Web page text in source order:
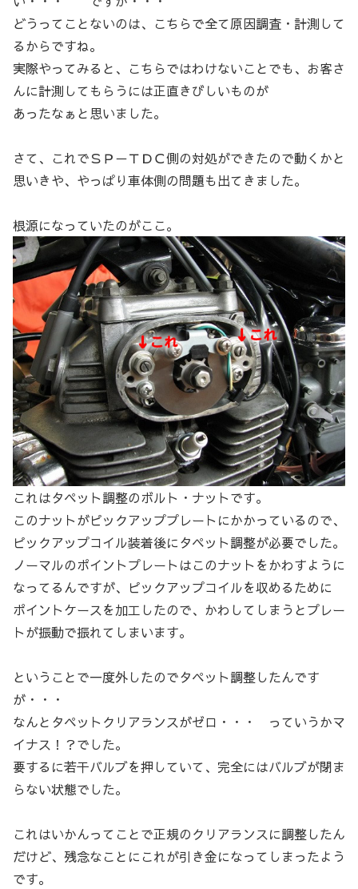
どうってことないのは、こちらで全て原因調査・計測して
るからですね。
実際やってみると、こちらではわけないことでも、お客さ
んに計測してもらうには正直きびしいものが
あったなぁと思いました。
さて、これでＳＰ－ＴＤＣ側の対処ができたので動くかと
思いきや、やっぱり車体側の問題も出てきました。
根源になっていたのがここ。
これはタペット調整のボルト・ナットです。
このナットがピックアッププレートにかかっているので、
ピックアップコイル装着後にタペット調整が必要でした。
ノーマルのポイントプレートはこのナットをかわすように
なってるんですが、ピックアップコイルを収めるために
ポイントケースを加工したので、かわしてしまうとプレー
トが振動で振れてしまいます。
ということで一度外したのでタペット調整したんです
が・・・
なんとタペットクリアランスがゼロ・・・ っていうかマ
イナス！？でした。
要するに若干バルブを押していて、完全にはバルブが閉ま
らない状態でした。
これはいかんってことで正規のクリアランスに調整したん
だけど、残念なことにこれが引き金になってしまったよう
です。